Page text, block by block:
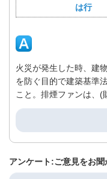
は行
火災が発生した時、建
を防ぐ目的で建築基準
こと。排煙ファンは、(
アンケート:ご意見をお